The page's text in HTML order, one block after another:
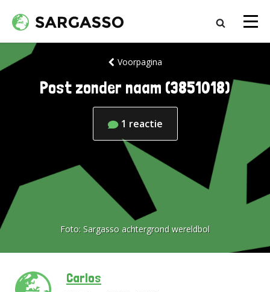
Voorpagina
Post zonder naam (3851018)
1 reactie
Foto: Sargasso achtergrond wereldbol
Carlos